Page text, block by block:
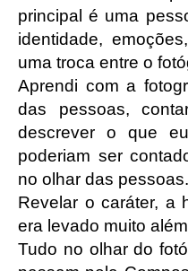
principal é uma
identidade,
uma troca entre o
Aprendi com a
das pessoas,
descrever o que
poderiam ser
no olhar das pessoas.
Revelar o caráter, a
era levado muito
Tudo no olhar do